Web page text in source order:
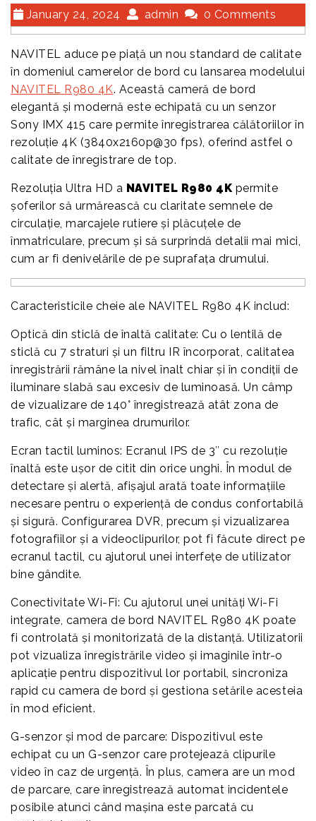
January 24, 2024 admin 0 Comments
NAVITEL aduce pe piață un nou standard de calitate
în domeniul camerelor de bord cu lansarea modelului
NAVITEL R980 4K. Această cameră de bord
elegantă și modernă este echipată cu un senzor
Sony IMX 415 care permite înregistrarea călătoriilor în
rezoluție 4K (3840x2160p@30 fps), oferind astfel o
calitate de înregistrare de top.
Rezoluția Ultra HD a NAVITEL R980 4Kpermite
șoferilor să urmărească cu claritate semnele de
circulație, marcajele rutiere și plăcuțele de
înmatriculare, precum și să surprindă detalii mai mici,
cum ar fi denivelările de pe suprafața drumului.
Caracteristicile cheie ale NAVITEL R980 4K includ:
Optică din sticlă de înaltă calitate: Cu o lentilă de
sticlă cu 7 straturi și un filtru IR încorporat, calitatea
înregistrării rămâne la nivel înalt chiar și în condiții de
iluminare slabă sau excesiv de luminoasă. Un câmp
de vizualizare de 140° înregistrează atât zona de
trafic, cât și marginea drumurilor.
Ecran tactil luminos: Ecranul IPS de 3″ cu rezoluție
înaltă este ușor de citit din orice unghi. În modul de
detectare și alertă, afișajul arată toate informațiile
necesare pentru o experiență de condus confortabilă
și sigură. Configurarea DVR, precum și vizualizarea
fotografiilor și a videoclipurilor, pot fi făcute direct pe
ecranul tactil, cu ajutorul unei interfețe de utilizator
bine gândite.
Conectivitate Wi-Fi: Cu ajutorul unei unități Wi-Fi
integrate, camera de bord NAVITEL R980 4K poate
fi controlată și monitorizată de la distanță. Utilizatorii
pot vizualiza înregistrările video și imaginile într-o
aplicație pentru dispozitivul lor portabil, sincroniza
rapid cu camera de bord și gestiona setările acesteia
în mod eficient.
G-senzor și mod de parcare: Dispozitivul este
echipat cu un G-senzor care protejează clipurile
video în caz de urgență. În plus, camera are un mod
de parcare, care înregistrează automat incidentele
posibile atunci când mașina este parcată cu